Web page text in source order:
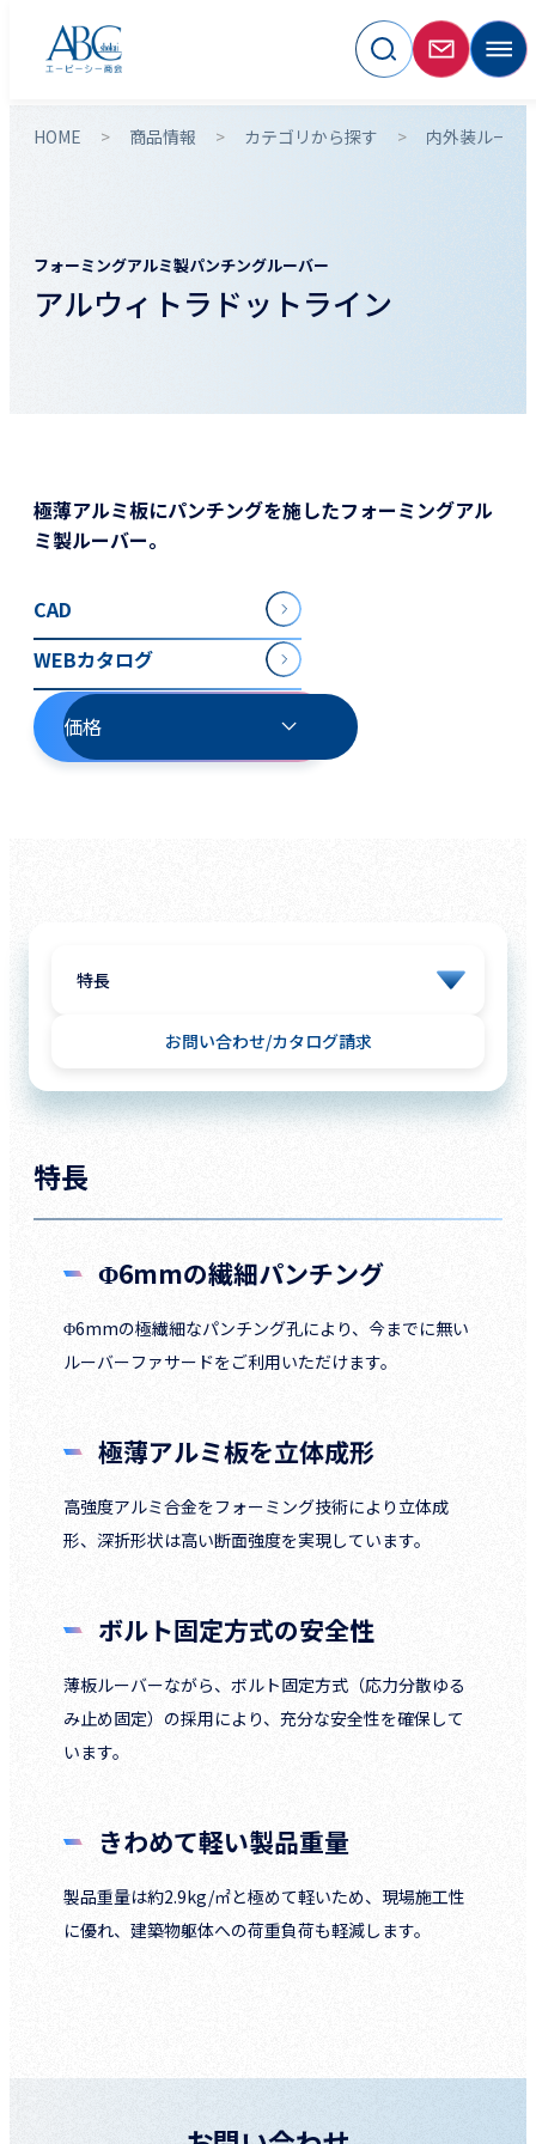
HOME 商品情報 カテゴリから探す 内外装ルーバ
フォーミングアルミ製パンチングルーバー
アルウィトラドットライン
極薄アルミ板にパンチングを施したフォーミングアル
ミ製ルーバー。
CAD
WEBカタログ
価格
お問い合わせ カタログ請求
特長
Φ6mmの繊細パンチング
Φ6mmの極繊細なパンチング孔により、今までに無い
ルーバーファサードをご利用いただけます。
極薄アルミ板を立体成形
高強度アルミ合金をフォーミング技術により立体成
形、深折形状は高い断面強度を実現しています。
ボルト固定方式の安全性
薄板ルーバーながら、ボルト固定方式（応力分散ゆる
み止め固定）の採用により、充分な安全性を確保して
います。
きわめて軽い製品重量
製品重量は約2.9kg/㎡と極めて軽いため、現場施工性
に優れ、建築物躯体への荷重負荷も軽減します。